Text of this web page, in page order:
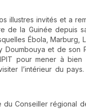
illustres invités et a
de la Guinée
Ébola, Marburg,
et de son
pour mener à
l’intérieur du
Conseiller régional